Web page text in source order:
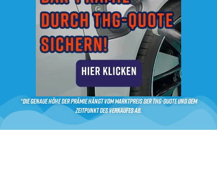
*Die genaue Höhe der Prämie hängt vom Marktpreis der THG-Quote und dem
Zeitpunkt des Verkaufes ab.